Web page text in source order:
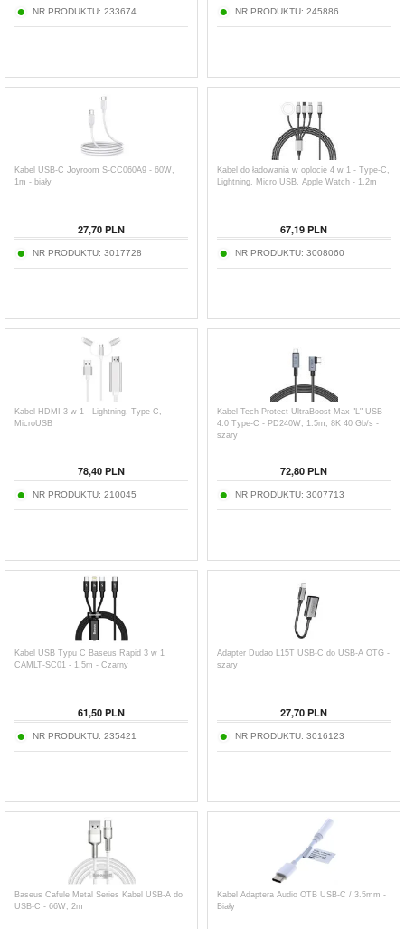
NR PRODUKTU: 233674 NR PRODUKTU: 245886
Kabel USB-C Joyroom S-CC060A9 - 60W,
1m - biały
27,70 PLN
NR PRODUKTU: 3017728
Kabel do ładowania w oplocie 4 w 1 - Type-C,
Lightning, Micro USB, Apple Watch - 1.2m
67,19 PLN
NR PRODUKTU: 3008060
Kabel HDMI 3-w-1 - Lightning, Type-C,
MicroUSB
78,40 PLN
NR PRODUKTU: 210045
Kabel Tech-Protect UltraBoost Max "L" USB
4.0 Type-C - PD240W, 1.5m, 8K 40 Gb/s -
szary
72,80 PLN
NR PRODUKTU: 3007713
Kabel USB Typu C Baseus Rapid 3 w 1
CAMLT-SC01 - 1.5m - Czarny
61,50 PLN
NR PRODUKTU: 235421
Adapter Dudao L15T USB-C do USB-A OTG -
szary
27,70 PLN
NR PRODUKTU: 3016123
Baseus Cafule Metal Series Kabel USB-A do
USB-C - 66W, 2m
Kabel Adaptera Audio OTB USB-C / 3.5mm -
Biały